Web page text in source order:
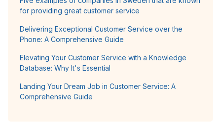
for providing great customer service
Delivering Exceptional Customer Service over the
Phone: A Comprehensive Guide
Elevating Your Customer Service with a Knowledge
Database: Why It's Essential
Landing Your Dream Job in Customer Service: A
Comprehensive Guide